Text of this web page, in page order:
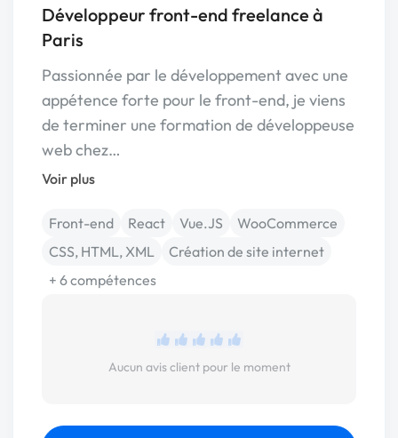
Développeur front-end freelance à
Paris
Passionnée par le développement avec une
appétence forte pour le front-end, je viens
de terminer une formation de développeuse
web chez…
Voir plus
Front-end React Vue.JS
WooCommerce
CSS, HTML, XML
Création de site internet
+ 6 compétences
Aucun avis client pour le moment